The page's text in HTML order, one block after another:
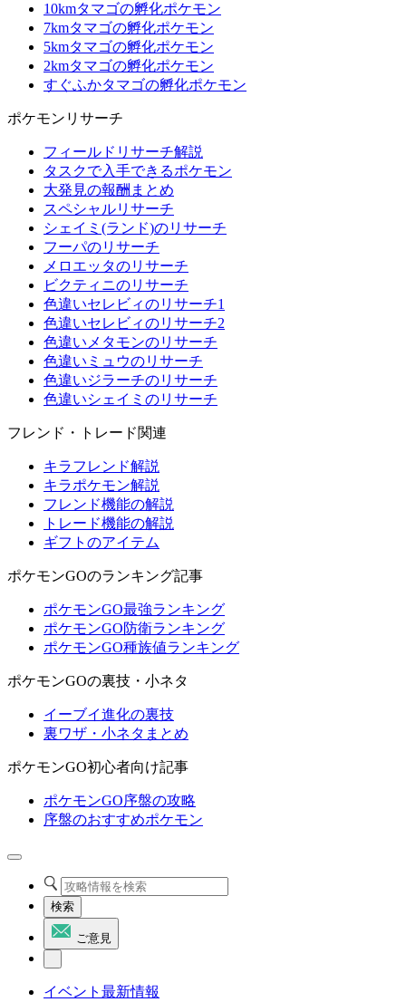
10kmタマゴの孵化ポケモン
7kmタマゴの孵化ポケモン
5kmタマゴの孵化ポケモン
2kmタマゴの孵化ポケモン
すぐふかタマゴの孵化ポケモン
ポケモンリサーチ
フィールドリサーチ解説
タスクで入手できるポケモン
大発見の報酬まとめ
スペシャルリサーチ
シェイミ(ランド)のリサーチ
フーパのリサーチ
メロエッタのリサーチ
ビクティニのリサーチ
色違いセレビィのリサーチ1
色違いセレビィのリサーチ2
色違いメタモンのリサーチ
色違いミュウのリサーチ
色違いジラーチのリサーチ
色違いシェイミのリサーチ
フレンド・トレード関連
キラフレンド解説
キラポケモン解説
フレンド機能の解説
トレード機能の解説
ギフトのアイテム
ポケモンGOのランキング記事
ポケモンGO最強ランキング
ポケモンGO防衛ランキング
ポケモンGO種族値ランキング
ポケモンGOの裏技・小ネタ
イーブイ進化の裏技
裏ワザ・小ネタまとめ
ポケモンGO初心者向け記事
ポケモンGO序盤の攻略
序盤のおすすめポケモン
検索
ご意見
イベント最新情報